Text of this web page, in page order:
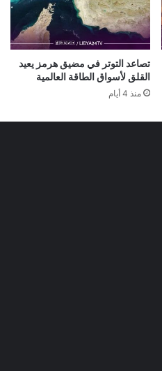
تصاعد التوتر في مضيق هرمز يعيد
القلق لأسواق الطاقة العالمية
منذ 4 أيام